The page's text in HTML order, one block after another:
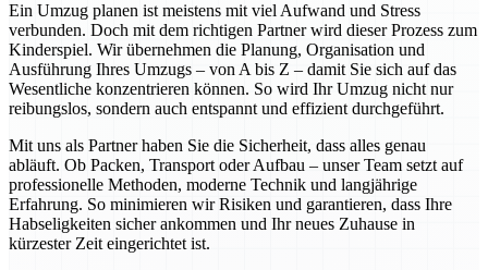
Ein Umzug planen ist meistens mit viel Aufwand und Stress
verbunden. Doch mit dem richtigen Partner wird dieser Prozess zum
Kinderspiel. Wir übernehmen die Planung, Organisation und
Ausführung Ihres Umzugs – von A bis Z – damit Sie sich auf das
Wesentliche konzentrieren können. So wird Ihr Umzug nicht nur
reibungslos, sondern auch entspannt und effizient durchgeführt.
Mit uns als Partner haben Sie die Sicherheit, dass alles genau
abläuft. Ob Packen, Transport oder Aufbau – unser Team setzt auf
professionelle Methoden, moderne Technik und langjährige
Erfahrung. So minimieren wir Risiken und garantieren, dass Ihre
Habseligkeiten sicher ankommen und Ihr neues Zuhause in
kürzester Zeit eingerichtet ist.